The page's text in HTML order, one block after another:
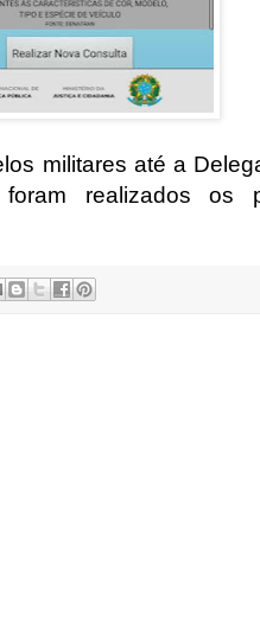
militares até a
realizados os